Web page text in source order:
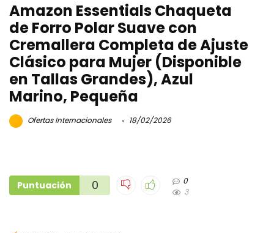
Amazon Essentials Chaqueta
de Forro Polar Suave con
Cremallera Completa de Ajuste
Clásico para Mujer (Disponible
en Tallas Grandes), Azul
Marino, Pequeña
Ofertas Internacionales 18/02/2026
Puntuación 0
0
3